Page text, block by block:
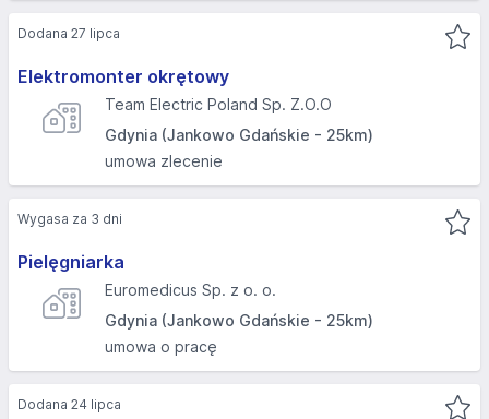
Elektromonter okrętowy
Team Electric Poland Sp. Z.O.O
Gdynia (Jankowo Gdańskie - 25km)
umowa zlecenie
Dodana 27 lipca
Pielęgniarka
Euromedicus Sp. z o. o.
Gdynia (Jankowo Gdańskie - 25km)
umowa o pracę
Wygasa za 3 dni
Dodana 24 lipca